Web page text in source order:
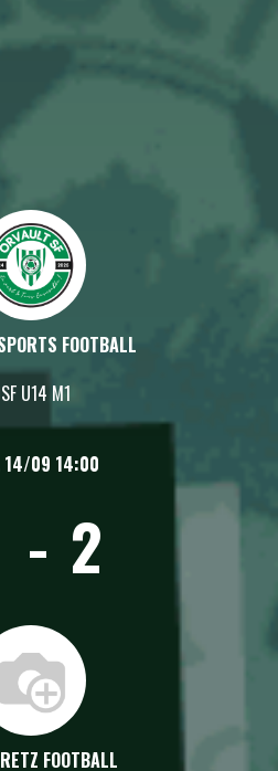
FOOTBALL
U14 M1
14/09 14:00
- 2
FOOTBALL